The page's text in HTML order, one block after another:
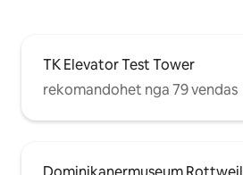
TK Elevator Test Tower
rekomandohet nga 79 vendas